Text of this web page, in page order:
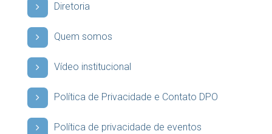
Diretoria
Quem somos
Vídeo institucional
Política de Privacidade e Contato DPO
Política de privacidade de eventos